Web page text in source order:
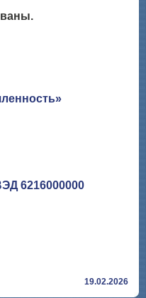
6216000000
19.02.2026